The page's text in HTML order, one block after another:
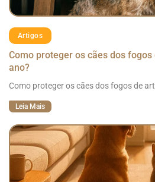
Artigos
Como proteger os cães dos
ano?
Como proteger os cães dos fogos de
Leia Mais